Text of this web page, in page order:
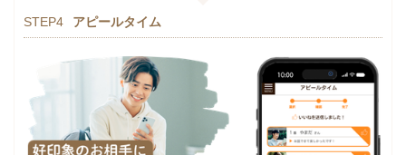
STEP4 アピールタイム